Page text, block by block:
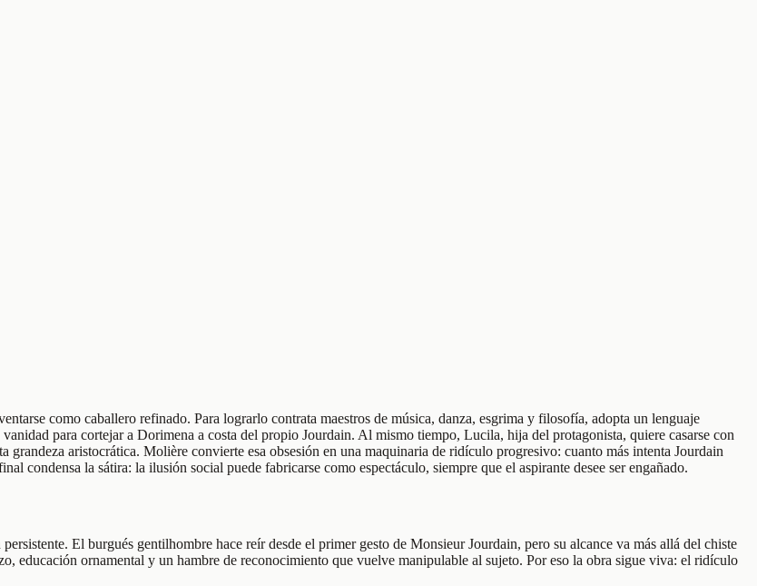
como caballero refinado. Para lograrlo contrata maestros de música, danza, esgrima y filosofía, adopta un lenguaje
para cortejar a Dorimena a costa del propio Jourdain. Al mismo tiempo, Lucila, hija del protagonista, quiere casarse con
grandeza aristocrática. Molière convierte esa obsesión en una maquinaria de ridículo progresivo: cuanto más intenta Jourdain
condensa la sátira: la ilusión social puede fabricarse como espectáculo, siempre que el aspirante desee ser engañado.
El burgués gentilhombre hace reír desde el primer gesto de Monsieur Jourdain, pero su alcance va más allá del chiste
educación ornamental y un hambre de reconocimiento que vuelve manipulable al sujeto. Por eso la obra sigue viva: el ridículo